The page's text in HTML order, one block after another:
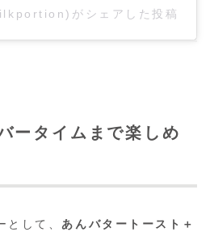
がシェアした投稿
ータイムまで楽しめ
として、 あんバタートースト＋